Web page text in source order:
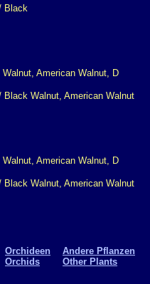
Black
Walnut, American Walnut
Walnut, American Walnut
Orchideen
Orchids
Andere Pflanzen
Other Plants